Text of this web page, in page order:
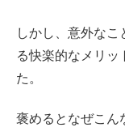
しかし、意外な
る快楽的なメリッ
た。
褒めるとなぜこん